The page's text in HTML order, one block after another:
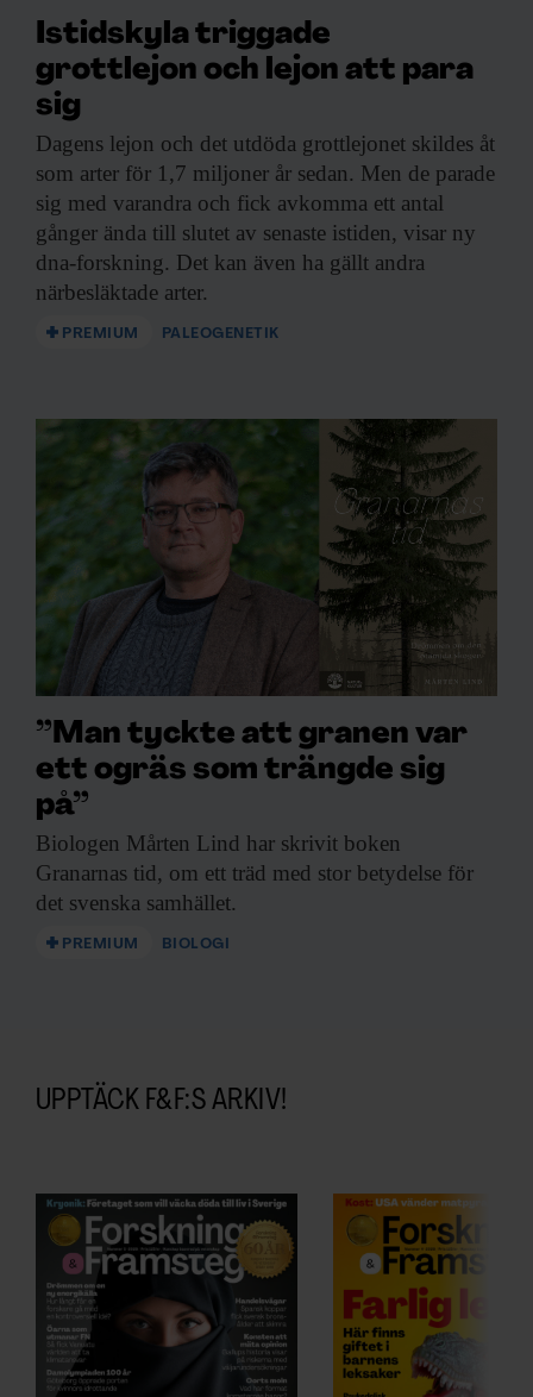
Istidskyla triggade
grottlejon och lejon att para
sig
Dagens lejon och det utdöda grottlejonet skildes åt
som arter för 1,7 miljoner år sedan. Men de parade
sig med varandra och fick avkomma ett antal
gånger ända till slutet av senaste istiden, visar ny
dna-forskning. Det kan även ha gällt andra
närbesläktade arter.
PREMIUM PALEOGENETIK
”Man tyckte att granen var
ett ogräs som trängde sig
på”
Biologen Mårten Lind har skrivit boken
Granarnas tid, om ett träd med stor betydelse för
det svenska samhället.
PREMIUM BIOLOGI
UPPTÄCK F&F:S ARKIV!